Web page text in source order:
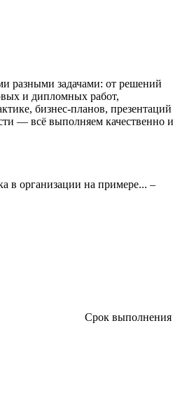
разными задачами: от решений
и дипломных работ,
бизнес-планов, презентаций
— всё выполняем качественно и
в организации на примере... –
Срок выполнения